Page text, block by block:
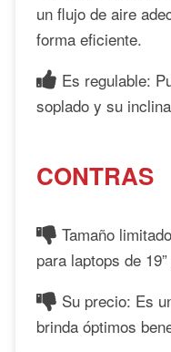
un flujo de aire
forma eficiente.
Es regulable:
soplado y su
CONTRAS
Tamaño
para laptops de
Su precio: Es
brinda óptimos